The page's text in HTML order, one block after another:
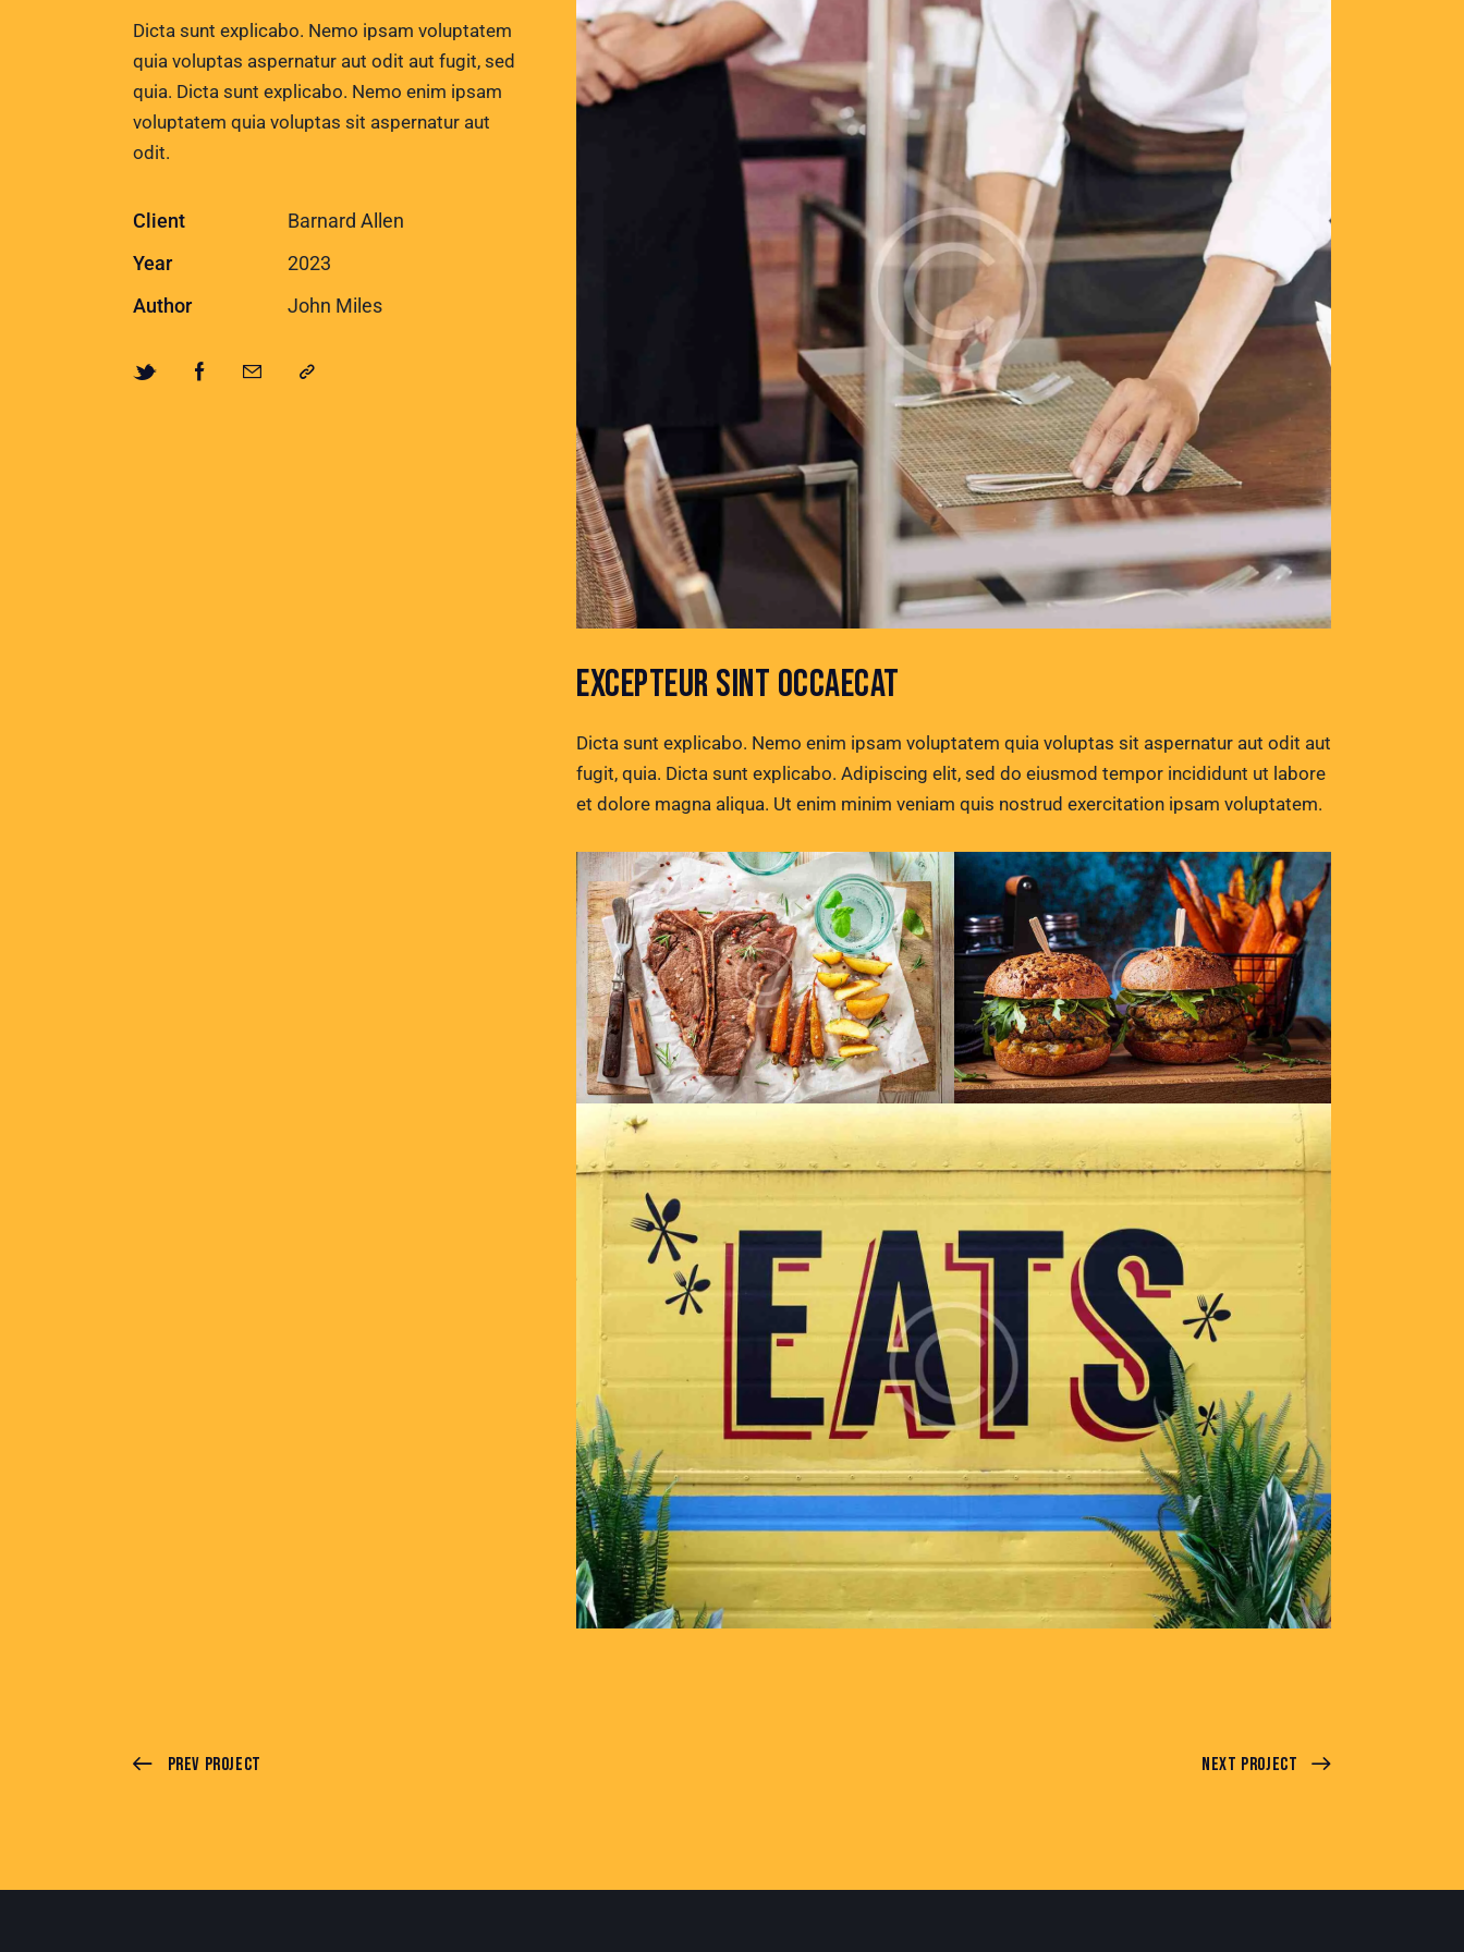
Dicta sunt explicabo. Nemo ipsam voluptatem
quia voluptas aspernatur aut odit aut fugit, sed
quia. Dicta sunt explicabo. Nemo enim ipsam
voluptatem quia voluptas sit aspernatur aut
odit.
Client
Barnard Allen
Year
2023
Author
John Miles
EXCEPTEUR SINT OCCAECAT
Dicta sunt explicabo. Nemo enim ipsam voluptatem quia voluptas sit aspernatur aut odit aut
fugit, quia. Dicta sunt explicabo. Adipiscing elit, sed do eiusmod tempor incididunt ut labore
et dolore magna aliqua. Ut enim minim veniam quis nostrud exercitation ipsam voluptatem.
Prev Project Next Project